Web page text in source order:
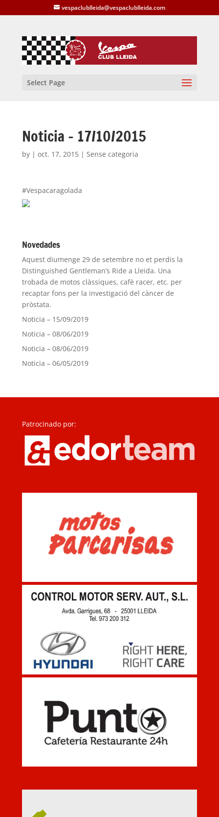
vespaclublleida@vespaclublleida.com
Select Page
Noticia – 17/10/2015
by | oct. 17, 2015| Sense categoria
#Vespacaragolada
Novedades
Aquest diumenge 29 de setembre no et perdis la
Distinguished Gentleman’s Ride a Lleida. Una
trobada de motos clàssiques, cafè racer, etc. per
recaptar fons per la investigació del càncer de
pròstata.
Noticia – 15/09/2019
Noticia – 08/06/2019
Noticia – 08/06/2019
Noticia – 06/05/2019
Patrocinado por: